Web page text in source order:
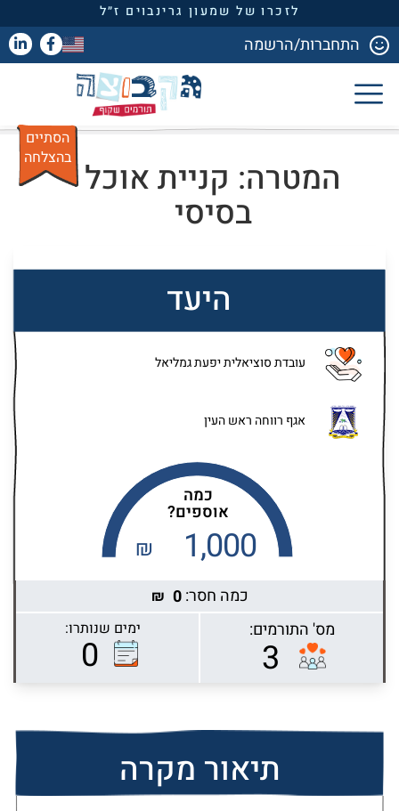
לזכרו של שמעון גרינבוים ז״ל
התחברות/הרשמה
המטרה: קניית אוכל
בסיסי
הסתיים
בהצלחה
היעד
עובדת סוציאלית יפעת גמליאל
אגף רווחה ראש העין
Highcharts.com
כמה
אוספים?
1,000
כמה חסר:0
₪
מס' התורמים: ימים שנותרו:
0
תיאור מקרה